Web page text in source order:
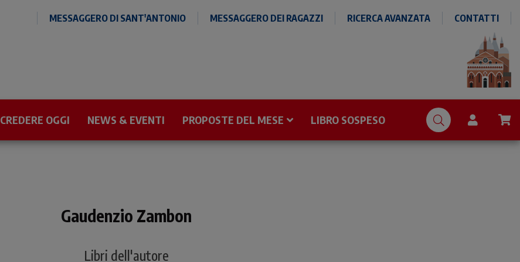
MESSAGGERO DI SANT'ANTONIO MESSAGGERO DEI RAGAZZI RICERCA AVANZATA CONTATTI
CREDERE OGGI NEWS & EVENTI PROPOSTE DEL MESE LIBRO SOSPESO
Gaudenzio Zambon
Libri dell'autore